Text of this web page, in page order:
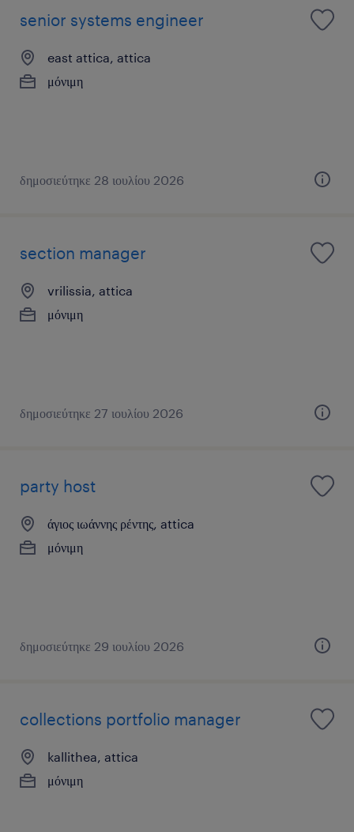
senior systems engineer
east attica, attica
μόνιμη
δημοσιεύτηκε 28 ιουλίου 2026
section manager
vrilissia, attica
μόνιμη
δημοσιεύτηκε 27 ιουλίου 2026
party host
άγιος ιωάννης ρέντης, attica
μόνιμη
δημοσιεύτηκε 29 ιουλίου 2026
collections portfolio manager
kallithea, attica
μόνιμη